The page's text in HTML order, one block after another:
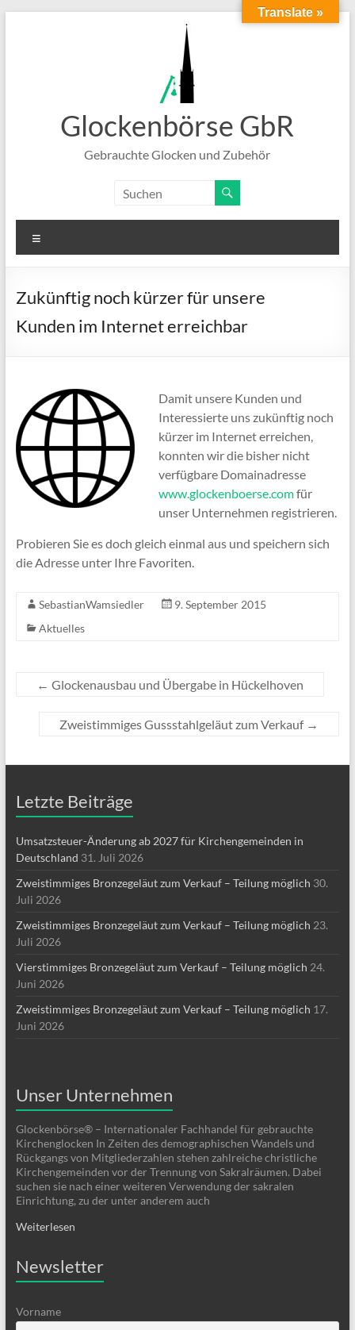
Glockenbörse GbR
Gebrauchte Glocken und Zubehör
Zukünftig noch kürzer für unsere
Kunden im Internet erreichbar
Damit unsere Kunden und
Interessierte uns zukünftig noch
kürzer im Internet erreichen,
konnten wir die bisher nicht
verfügbare Domainadresse
www.glockenboerse.comfür
unser Unternehmen registrieren.
Probieren Sie es doch gleich einmal aus und speichern sich
die Adresse unter Ihre Favoriten.
SebastianWamsiedler
9. September 2015
Aktuelles
← Glockenausbau und Übergabe in Hückelhoven
Zweistimmiges Gussstahlgeläut zum Verkauf →
Letzte Beiträge
Umsatzsteuer-Änderung ab 2027 für Kirchengemeinden in
Deutschland 31. Juli 2026
Zweistimmiges Bronzegeläut zum Verkauf – Teilung möglich 30.
Juli 2026
Zweistimmiges Bronzegeläut zum Verkauf – Teilung möglich 23.
Juli 2026
Vierstimmiges Bronzegeläut zum Verkauf – Teilung möglich 24.
Juni 2026
Zweistimmiges Bronzegeläut zum Verkauf – Teilung möglich 17.
Juni 2026
Unser Unternehmen
Glockenbörse® – Internationaler Fachhandel für gebrauchte
Kirchenglocken In Zeiten des demographischen Wandels und
Rückgangs von Mitgliederzahlen stehen zahlreiche christliche
Kirchengemeinden vor der Trennung von Sakralräumen. Dabei
suchen sie nach einer weiteren Verwendung der sakralen
Einrichtung, zu der unter anderem auch
Weiterlesen
Newsletter
Vorname
Translate »